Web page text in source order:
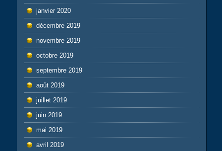
janvier 2020
décembre 2019
novembre 2019
octobre 2019
septembre 2019
août 2019
juillet 2019
juin 2019
mai 2019
avril 2019